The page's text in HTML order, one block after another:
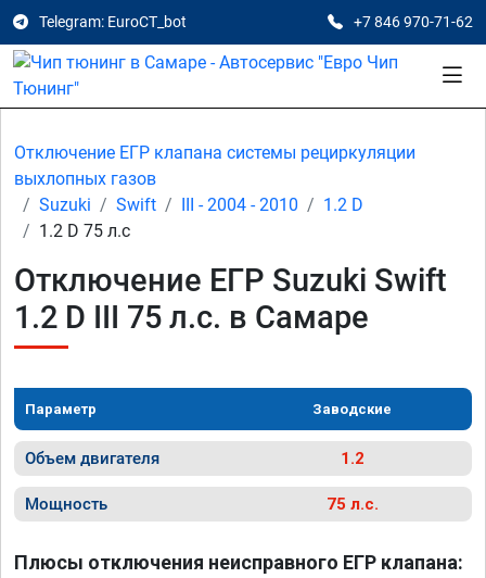
Telegram: EuroCT_bot +7 846 970-71-62
Отключение ЕГР клапана системы рециркуляции
выхлопных газов
Suzuki
Swift III - 2004 - 2010
1.2 D
1.2 D 75 л.с
Отключение ЕГР Suzuki Swift
1.2 D III 75 л.с. в Самаре
Параметр Заводские
Объем двигателя 1.2
Мощность 75 л.с.
Плюсы отключения неисправного ЕГР клапана: